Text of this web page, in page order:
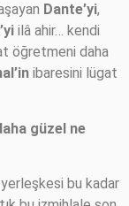
Dante’yi,
ilâ ahir… kendi
öğretmeni daha
ibaresini lügat
güzel ne
bu kadar